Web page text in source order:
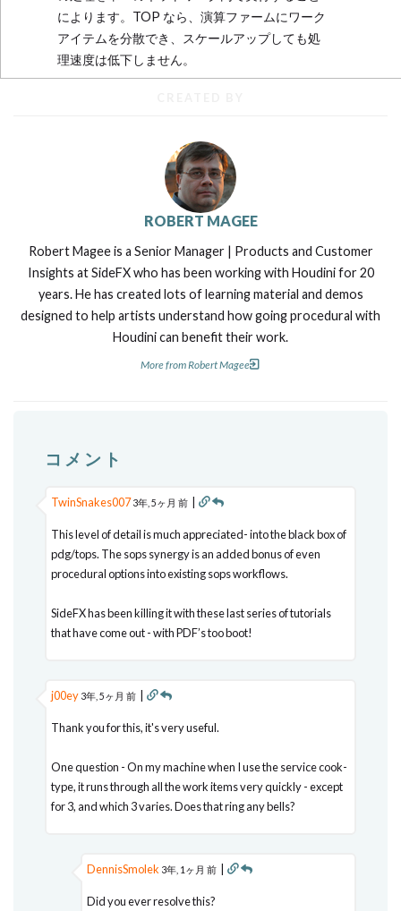
によります。TOP なら、演算ファームにワーク
アイテムを分散でき、スケールアップしても処
理速度は低下しません。
ROBERT MAGEE
Robert Magee is a Senior Manager | Products and Customer
Insights at SideFX who has been working with Houdini for 20
years. He has created lots of learning material and demos
designed to help artists understand how going procedural with
Houdini can benefit their work.
More from Robert Magee
コメント
TwinSnakes007 3年, 5ヶ月 前 |
This level of detail is much appreciated- into the black box of
pdg/tops. The sops synergy is an added bonus of even
procedural options into existing sops workflows.
SideFX has been killing it with these last series of tutorials
that have come out - with PDF’s too boot!
j00ey 3年, 5ヶ月 前 |
Thank you for this, it's very useful.
One question - On my machine when I use the service cook-
type, it runs through all the work items very quickly - except
for 3, and which 3 varies. Does that ring any bells?
DennisSmolek 3年, 1ヶ月 前 |
Did you ever resolve this?